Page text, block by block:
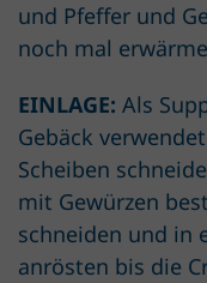
und Pfeffer und
noch mal
EINLAGE: Als
Gebäck
Scheiben
mit Gewürzen
schneiden und in
anrösten bis die